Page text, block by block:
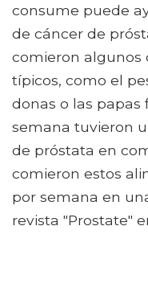
consume puede
de cáncer de
comieron algunos
típicos, como el
donas o las papas
semana tuvieron
de próstata en
comieron estos
por semana en
revista "Prostate"